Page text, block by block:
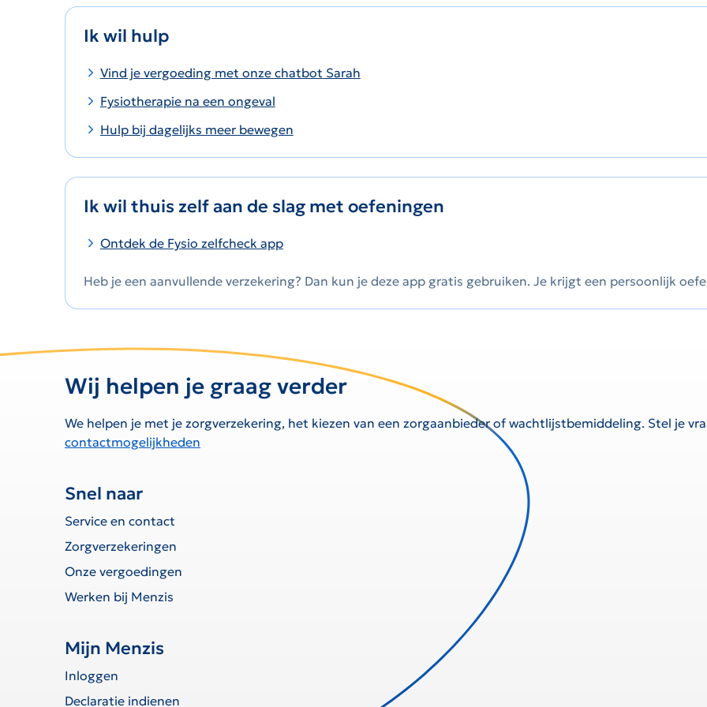
Ik wil hulp
Vind je vergoeding met onze chatbot Sarah
Fysiotherapie na een ongeval
Hulp bij dagelijks meer bewegen
Ik wil thuis zelf aan de slag met oefeningen
Ontdek de Fysio zelfcheck app
Heb je een aanvullende verzekering? Dan kun je deze app gratis gebruiken. Je krijgt een persoonlijk
Wij helpen je graag verder
We helpen je met je zorgverzekering, het kiezen van een zorgaanbieder of wachtlijstbemiddeling. Stel je
contactmogelijkheden
Snel naar
Service en contact
Zorgverzekeringen
Onze vergoedingen
Werken bij Menzis
Mijn Menzis
Inloggen
Declaratie indienen